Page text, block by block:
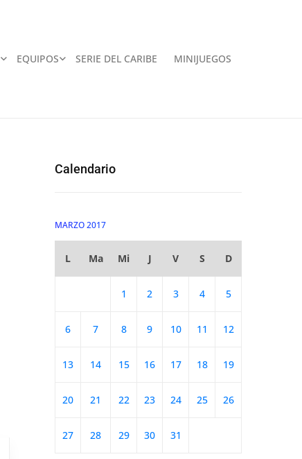
EQUIPOS SERIE DEL CARIBE MINIJUEGOS
Calendario
MARZO 2017
L Ma Mi J V S D
1 2 3 4 5
6 7 8 9 10 11 12
13 14 15 16 17 18 19
20 21 22 23 24 25 26
27 28 29 30 31